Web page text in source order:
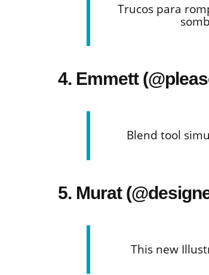
Trucos para
4. Emmett
Blend tool
5. Murat
This new